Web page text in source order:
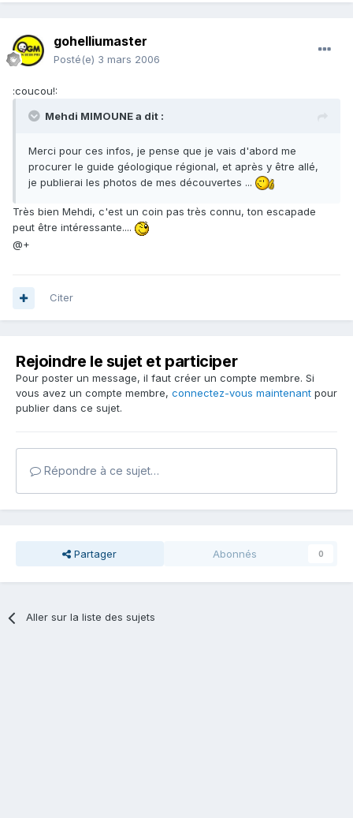
gohelliumaster
Posté(e) 3 mars 2006
:coucou!:
Mehdi MIMOUNE a dit :
Merci pour ces infos, je pense que je vais d'abord me
procurer le guide géologique régional, et après y être allé,
je publierai les photos de mes découvertes ...
Très bien Mehdi, c'est un coin pas très connu, ton escapade
peut être intéressante....
@+
Citer
Rejoindre le sujet et participer
Pour poster un message, il faut créer un compte membre. Si
vous avez un compte membre, connectez-vous maintenant pour
publier dans ce sujet.
Répondre à ce sujet…
Partager Abonnés 0
Aller sur la liste des sujets